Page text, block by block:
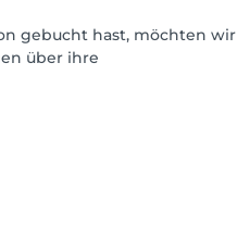
gebucht hast, möchten wir
über ihre